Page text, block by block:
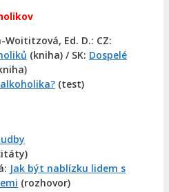
Woititzová, Ed. D.: CZ:
(kniha) / SK: Dospelé
(test)
Jak být nablízku lidem s
(rozhovor)